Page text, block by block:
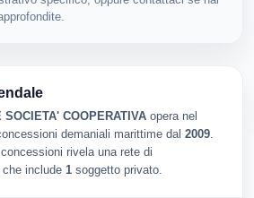
SOCIETA' COOPERATIVA opera nel
demaniali marittime dal 2009.
rivela una rete di
include 1 soggetto privato.